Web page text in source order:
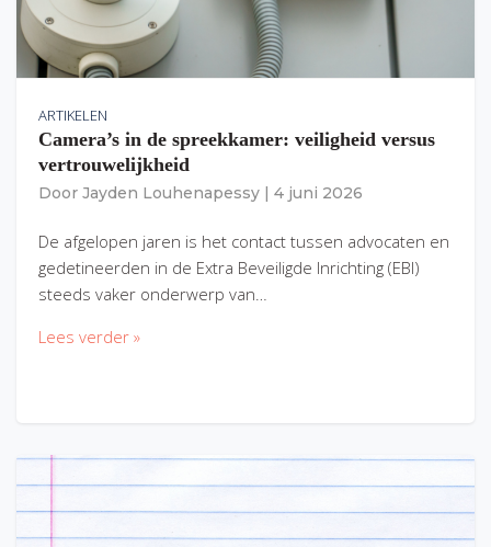
ARTIKELEN
Camera’s in de spreekkamer: veiligheid versus
vertrouwelijkheid
Door Jayden Louhenapessy 4 juni 2026
De afgelopen jaren is het contact tussen advocaten en
gedetineerden in de Extra Beveiligde Inrichting (EBI)
steeds vaker onderwerp van…
Lees verder »